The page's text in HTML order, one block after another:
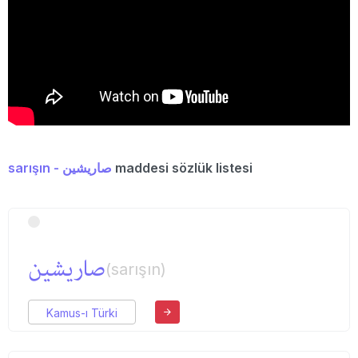
sarışın - صاریشین maddesi sözlük listesi
صاریشین(sarışın)
Kamus-ı Türki